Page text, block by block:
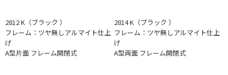
2812 K（ブラック ）
フレーム：ツヤ無しアルマイト仕上
げ
A型片面 フレーム開閉式
2814 K（ブラック ）
フレーム：ツヤ無しアルマイト仕上
げ
A型両面 フレーム開閉式